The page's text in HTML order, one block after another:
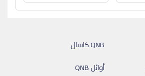
QNB كابيتال
أوائل QNB